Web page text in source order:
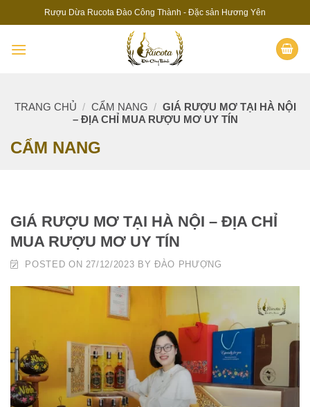
to
content
Rượu Dừa Rucota Đào Công Thành - Đặc sản Hương Yên
TRANG CHỦ / CẨM NANG / GIÁ RƯỢU MƠ TẠI HÀ NỘI
– ĐỊA CHỈ MUA RƯỢU MƠ UY TÍN
CẨM NANG
GIÁ RƯỢU MƠ TẠI HÀ NỘI – ĐỊA CHỈ
MUA RƯỢU MƠ UY TÍN
POSTED ON 27/12/2023 BY ĐÀO PHƯỢNG